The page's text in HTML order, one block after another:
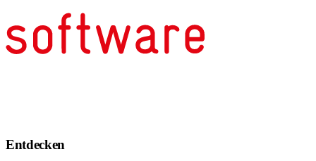
Entdecken